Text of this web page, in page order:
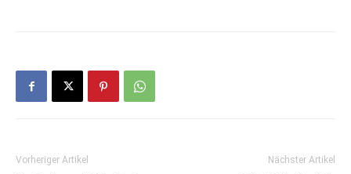
Vorheriger Artikel Nächster Artikel